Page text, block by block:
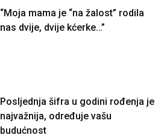
“Moja mama je “na žalost” rodila
nas dvije, dvije kćerke…”
Posljednja šifra u godini rođenja je
najvažnija, određuje vašu
budućnost